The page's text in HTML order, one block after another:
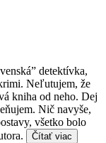
detektívka,
Neľutujem, že
kniha od neho. Dej
Nič navyše,
všetko bolo
Čítať viac